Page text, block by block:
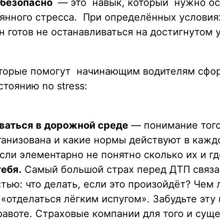
— это навык, который нужно
стресса. При определённых
не останавливаться на
помогут начинающим водителям
no stress:
в дорожной среде — понимание
и какие нормы действуют в
элементарно не понятно сколько их и
Самый большой страх перед ДТП
что делать, если это произойдёт?
лёгким испугом». Забудьте
Страховые компании для того и